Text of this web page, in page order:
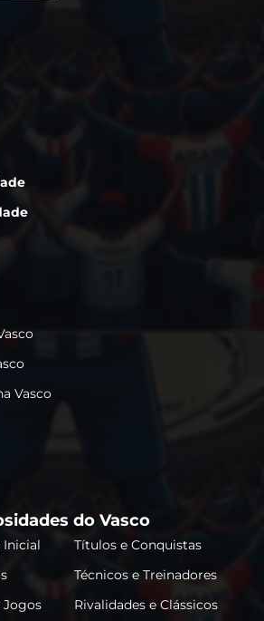
Vasco
do Vasco
Inicial
Títulos e Conquistas
Técnicos e Treinadores
Jogos
Rivalidades e Clássicos